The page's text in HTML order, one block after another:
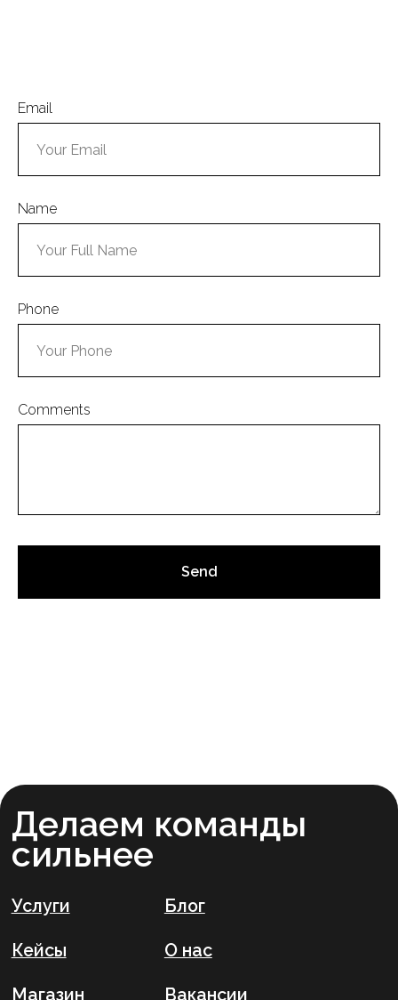
Email
Name
Phone
Comments
Send